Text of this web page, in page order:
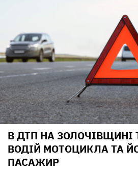
В ДТП НА ЗОЛОЧІВЩИНІ
ВОДІЙ МОТОЦИКЛА ТА
ПАСАЖИР